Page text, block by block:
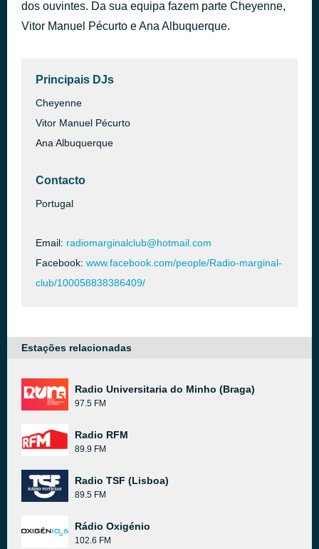
dos ouvintes. Da sua equipa fazem parte Cheyenne,
Vitor Manuel Pécurto e Ana Albuquerque.
Principais DJs
Cheyenne
Vitor Manuel Pécurto
Ana Albuquerque
Contacto
Portugal
Email: radiomarginalclub@hotmail.com
Facebook: www.facebook.com/people/Radio-marginal-
club/100058838386409/
Estações relacionadas
Radio Universitaria do Minho (Braga)
97.5 FM
Radio RFM
89.9 FM
Radio TSF (Lisboa)
89.5 FM
Rádio Oxigénio
102.6 FM